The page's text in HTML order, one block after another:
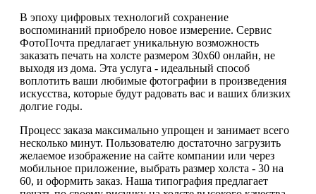
В эпоху цифровых технологий сохранение
воспоминаний приобрело новое измерение. Сервис
ФотоПочта предлагает уникальную возможность
заказать печать на холсте размером 30х60 онлайн, не
выходя из дома. Эта услуга - идеальный способ
воплотить ваши любимые фотографии в произведения
искусства, которые будут радовать вас и ваших близких
долгие годы.
Процесс заказа максимально упрощен и занимает всего
несколько минут. Пользователю достаточно загрузить
желаемое изображение на сайте компании или через
мобильное приложение, выбрать размер холста - 30 на
60, и оформить заказ. Наша типография предлагает